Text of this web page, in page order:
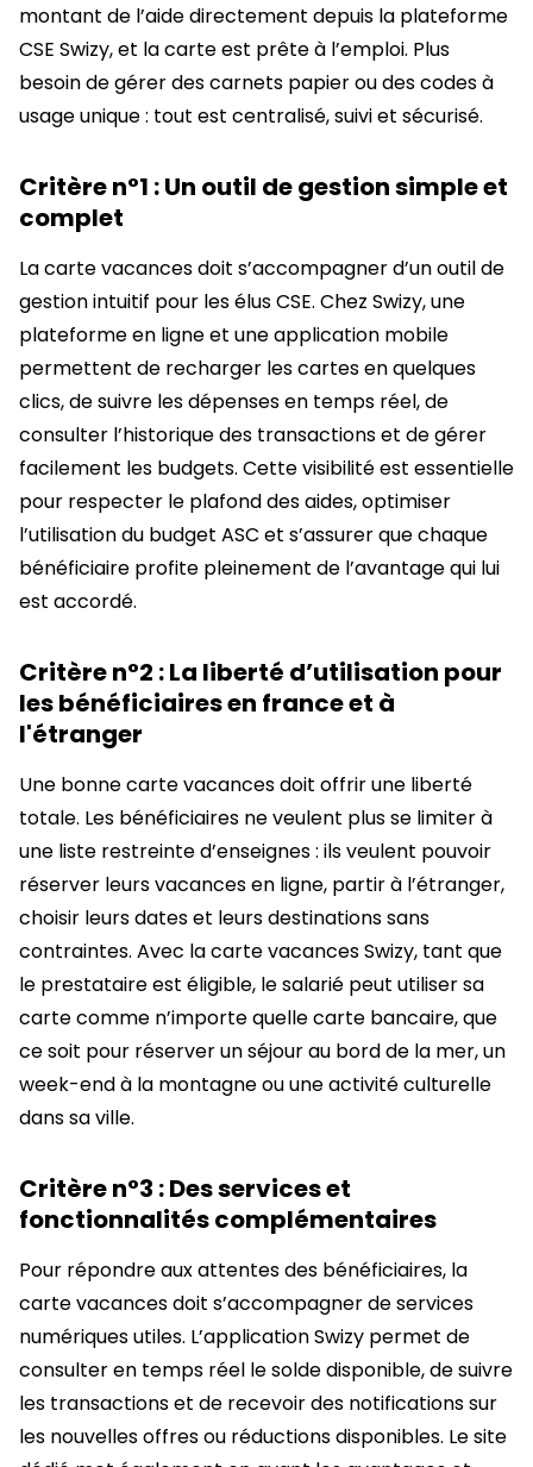
montant de l’aide directement depuis la plateforme
CSE Swizy, et la carte est prête à l’emploi. Plus
besoin de gérer des carnets papier ou des codes à
usage unique : tout est centralisé, suivi et sécurisé.
Critère n°1 : Un outil de gestion simple et
complet
La carte vacances doit s’accompagner d’un outil de
gestion intuitif pour les élus CSE. Chez Swizy, une
plateforme en ligne et une application mobile
permettent de recharger les cartes en quelques
clics, de suivre les dépenses en temps réel, de
consulter l’historique des transactions et de gérer
facilement les budgets. Cette visibilité est essentielle
pour respecter le plafond des aides, optimiser
l’utilisation du budget ASC et s’assurer que chaque
bénéficiaire profite pleinement de l’avantage qui lui
est accordé.
Critère n°2 : La liberté d’utilisation pour
les bénéficiaires en france et à
l'étranger
Une bonne carte vacances doit offrir une liberté
totale. Les bénéficiaires ne veulent plus se limiter à
une liste restreinte d’enseignes : ils veulent pouvoir
réserver leurs vacances en ligne, partir à l’étranger,
choisir leurs dates et leurs destinations sans
contraintes. Avec la carte vacances Swizy, tant que
le prestataire est éligible, le salarié peut utiliser sa
carte comme n’importe quelle carte bancaire, que
ce soit pour réserver un séjour au bord de la mer, un
week-end à la montagne ou une activité culturelle
dans sa ville.
Critère n°3 : Des services et
fonctionnalités complémentaires
Pour répondre aux attentes des bénéficiaires, la
carte vacances doit s’accompagner de services
numériques utiles. L’application Swizy permet de
consulter en temps réel le solde disponible, de suivre
les transactions et de recevoir des notifications sur
les nouvelles offres ou réductions disponibles. Le site